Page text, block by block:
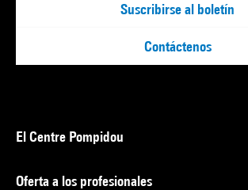
Suscribirse al boletín
Contáctenos
El Centre Pompidou
Oferta a los profesionales